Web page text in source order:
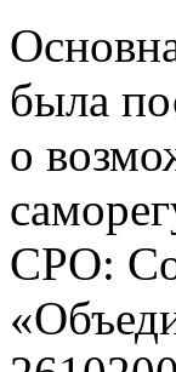
была
о
СРО: